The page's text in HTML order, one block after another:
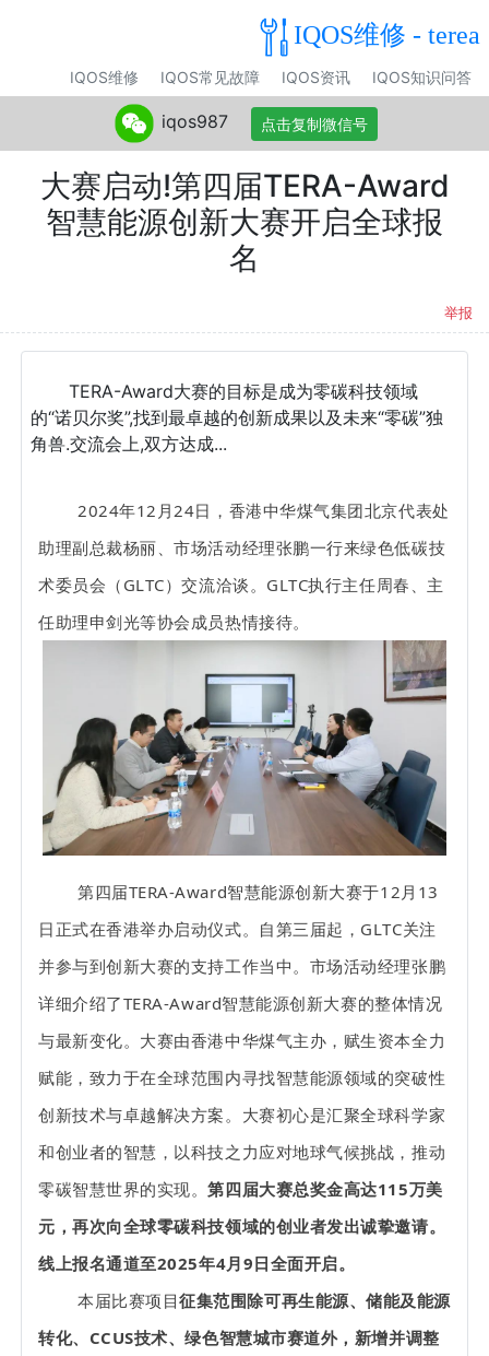
IQOS维修 - terea
IQOS维修 IQOS常见故障 IQOS资讯 IQOS知识问答
大赛启动!第四届TERA-Award
智慧能源创新大赛开启全球报
名
举报
TERA-Award大赛的目标是成为零碳科技领域
的“诺贝尔奖”,找到最卓越的创新成果以及未来“零碳”独
角兽.交流会上,双方达成...
2024年12月24日，香港中华煤气集团北京代表处
助理副总裁杨丽、市场活动经理张鹏一行来绿色低碳技
术委员会（GLTC）交流洽谈。GLTC执行主任周春、主
任助理申剑光等协会成员热情接待。
第四届TERA-Award智慧能源创新大赛于12月13
日正式在香港举办启动仪式。自第三届起，GLTC关注
并参与到创新大赛的支持工作当中。 市场活动经理张鹏
详细介绍了TERA-Award智慧能源创新大赛的整体情况
与最新变化。大赛由香港中华煤气主办，赋生资本全力
赋能，致力于在全球范围内寻找智慧能源领域的突破性
创新技术与卓越解决方案。大赛初心是汇聚全球科学家
和创业者的智慧，以科技之力应对地球气候挑战，推动
零碳智慧世界的实现。第四届大赛总奖金高达115万美
元，再次向全球零碳科技领域的创业者发出诚挚邀请。
线上报名通道至2025年4月9日全面开启。
本届比赛项目征集范围除可再生能源、储能及能源
转化、CCUS技术、绿色智慧城市赛道外，新增并调整
iqos987 点击复制微信号